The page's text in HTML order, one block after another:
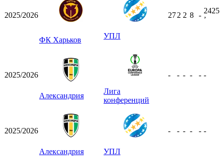
2025/2026
ФК Харьков УПЛ
272 2 8 -
2425
ʼ
2025/2026
Александрия
Лига
конференций
- - - - - -
2025/2026
Александрия УПЛ
- - - - - -